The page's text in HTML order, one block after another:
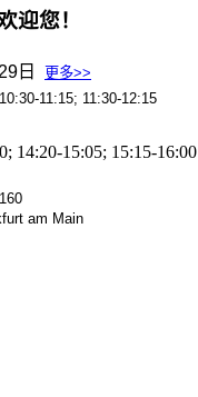
迎您！
日
更多>>
11:15; 11:30-12:15
14:20-15:05; 15:15-16:00
am Main